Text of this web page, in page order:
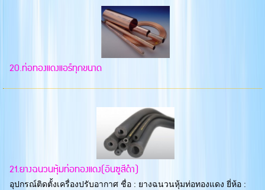
20.ท่อทองแดงแอร์ทุกขนาด
21.ยางฉนวนหุ้มท่อทองแดง(อินซูสีดำ)
อุปกรณ์ติดตั้งเครื่องปรับอากาศ ชื่อ : ยางฉนวนหุ้มท่อทองแดง ยี่ห้อ :